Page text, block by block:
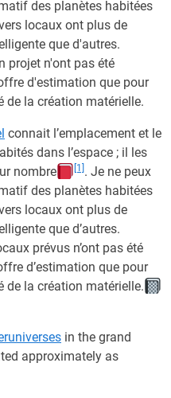
des planètes habitées
locaux ont plus de
que d'autres.
projet n'ont pas été
d'estimation que pour
de la création matérielle.
connait l’emplacement et le
dans l’espace ; il les
nombre
[1] . Je ne peux
des planètes habitées
locaux ont plus de
que d’autres.
prévus n’ont pas été
d’estimation que pour
de la création matérielle.
in the grand
approximately as